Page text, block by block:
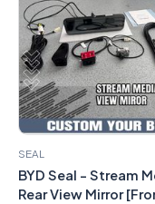
SEAL
BYD Seal - Stream
Rear View Mirror